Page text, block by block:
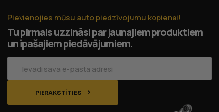
Pievienojies mūsu auto piedzīvojumu kopienai!
Tu pirmais uzzināsi par jaunajiem produktiem
un īpašajiem piedāvājumiem.
PIERAKSTĪTIES